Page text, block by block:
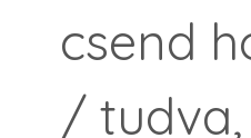
csend
/